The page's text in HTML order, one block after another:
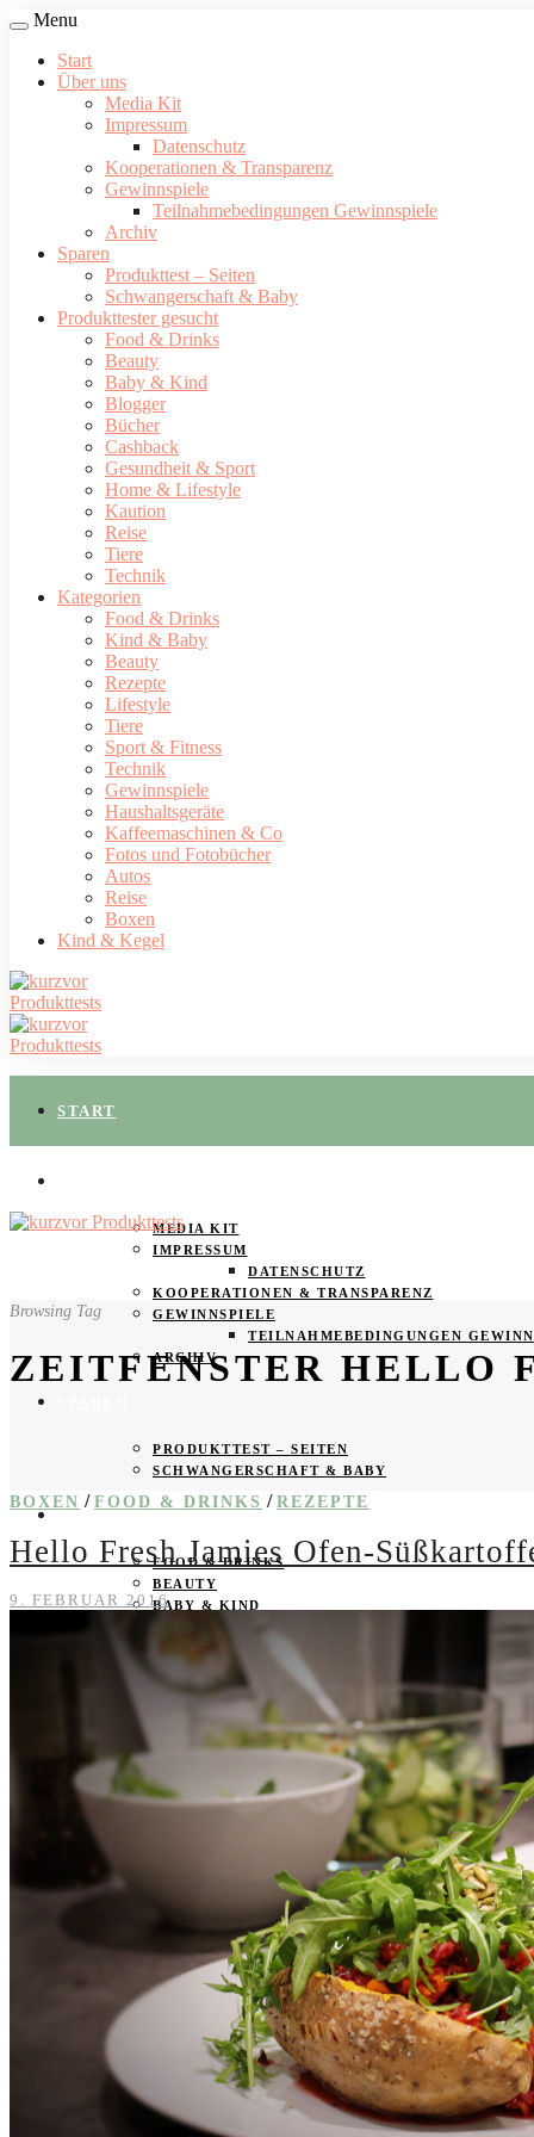
Menu
Start
Über uns
Media Kit
Impressum
Datenschutz
Kooperationen & Transparenz
Gewinnspiele
Teilnahmebedingungen Gewinnspiele
Archiv
Sparen
Produkttest – Seiten
Schwangerschaft & Baby
Produkttester gesucht
Food & Drinks
Beauty
Baby & Kind
Blogger
Bücher
Cashback
Gesundheit & Sport
Home & Lifestyle
Kaution
Reise
Tiere
Technik
Kategorien
Food & Drinks
Kind & Baby
Beauty
Rezepte
Lifestyle
Tiere
Sport & Fitness
Technik
Gewinnspiele
Haushaltsgeräte
Kaffeemaschinen & Co
Fotos und Fotobücher
Autos
Reise
Boxen
Kind & Kegel
START
MEDIA KIT
IMPRESSUM
DATENSCHUTZ
KOOPERATIONEN & TRANSPARENZ
GEWINNSPIELE
TEILNAHMEBEDINGUNGEN
ARCHIV
PRODUKTTEST – SEITEN
SCHWANGERSCHAFT & BABY
PRODUKTTESTER GESUCHT
FOOD & DRINKS
BEAUTY
BABY & KIND
CASHBACK
GESUNDHEIT & SPORT
HOME & LIFESTYLE
KAUTION
TECHNIK
KATEGORIEN
FOOD & DRINKS
KIND & BABY
BEAUTY
REZEPTE
LIFESTYLE
SPORT & FITNESS
TECHNIK
GEWINNSPIELE
HAUSHALTSGERÄTE
KAFFEEMASCHINEN & CO
FOTOS UND FOTOBÜCHER
Browsing Tag
ZEITFENSTER HELLO
BOXEN / FOOD & DRINKS / REZEPTE
Hello Fresh Jamies Ofen-
9. FEBRUAR 2016